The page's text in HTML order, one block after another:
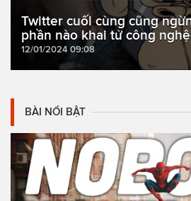
Twitter cuối cùng cũng
phần nào khai tử công
12/01/2024 09:08
BÀI NỔI BẬT